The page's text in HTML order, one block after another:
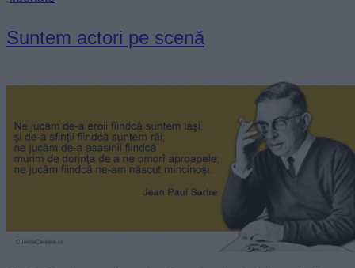
Suntem actori pe scenă